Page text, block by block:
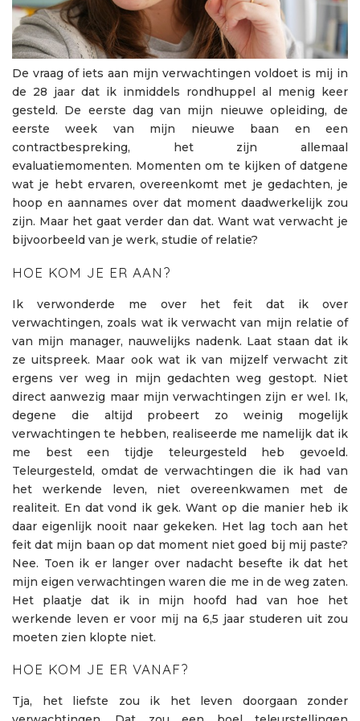
De vraag of iets aan mijn verwachtingen voldoet is mij in
de 28 jaar dat ik inmiddels rondhuppel al menig keer
gesteld. De eerste dag van mijn nieuwe opleiding, de
eerste week van mijn nieuwe baan en een
contractbespreking, het zijn allemaal
evaluatiemomenten. Momenten om te kijken of datgene
wat je hebt ervaren, overeenkomt met je gedachten, je
hoop en aannames over dat moment daadwerkelijk zou
zijn. Maar het gaat verder dan dat. Want wat verwacht je
bijvoorbeeld van je werk, studie of relatie?
HOE KOM JE ER AAN?
Ik verwonderde me over het feit dat ik over
verwachtingen, zoals wat ik verwacht van mijn relatie of
van mijn manager, nauwelijks nadenk. Laat staan dat ik
ze uitspreek. Maar ook wat ik van mijzelf verwacht zit
ergens ver weg in mijn gedachten weg gestopt. Niet
direct aanwezig maar mijn verwachtingen zijn er wel. Ik,
degene die altijd probeert zo weinig mogelijk
verwachtingen te hebben, realiseerde me namelijk dat ik
me best een tijdje teleurgesteld heb gevoeld.
Teleurgesteld, omdat de verwachtingen die ik had van
het werkende leven, niet overeenkwamen met de
realiteit. En dat vond ik gek. Want op die manier heb ik
daar eigenlijk nooit naar gekeken. Het lag toch aan het
feit dat mijn baan op dat moment niet goed bij mij paste?
Nee. Toen ik er langer over nadacht besefte ik dat het
mijn eigen verwachtingen waren die me in de weg zaten.
Het plaatje dat ik in mijn hoofd had van hoe het
werkende leven er voor mij na 6,5 jaar studeren uit zou
moeten zien klopte niet.
HOE KOM JE ER VANAF?
Tja, het liefste zou ik het leven doorgaan zonder